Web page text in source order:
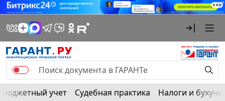
Бюджетный учет Судебная практика Налоги и